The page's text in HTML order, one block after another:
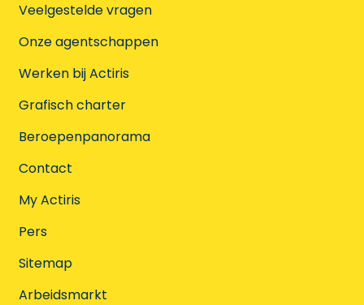
Veelgestelde vragen
Onze agentschappen
Werken bij Actiris
Grafisch charter
Beroepenpanorama
Contact
My Actiris
Pers
Sitemap
Arbeidsmarkt